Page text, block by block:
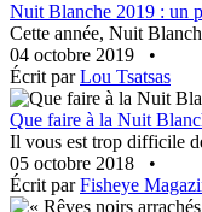
Nuit Blanche 2019 : un
Cette année, Nuit
04 octobre 2019
•
Écrit parLou Tsatsas
Que faire à la Nuit
Il vous est trop difficile
05 octobre 2018
•
Écrit parFisheye